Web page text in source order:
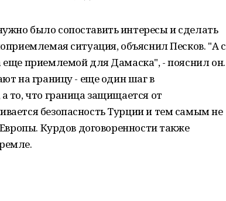
было сопоставить интересы и сделать
ситуация, объяснил Песков. "А с
приемлемой для Дамаска", - пояснил он.
на границу - еще один шаг в
то, что граница защищается от
безопасность Турции и тем самым не
Курдов договоренности также